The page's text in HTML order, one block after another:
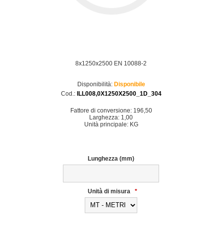
8x1250x2500 EN 10088-2
Disponibilità: Disponibile
Cod.:
ILL008,0X1250X2500_1D_304
Fattore di conversione: 196,50
Larghezza: 1,00
Unità principale: KG
Lunghezza (mm)
Unità di misura *